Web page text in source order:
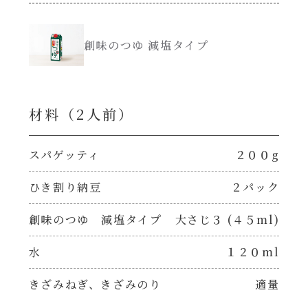
スープ
本気中華
肉ピクキノピク
鍋
グラタン/ドリア
シャンタン粉末（シャンタンチーズニングを
含む）
京の和風だし
カレーだし
すき焼のたれ
創味のつゆ 減塩タイプ
材料（2⼈前）
スパゲッティ ２００g
ひき割り納豆 ２パック
創味のつゆ 減塩タイプ 大さじ３ (４５ml)
水 １２０ml
きざみねぎ、きざみのり 適量